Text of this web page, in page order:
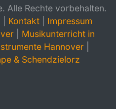
Rechte vorbehalten.
Kontakt
Impressum
Musikunterricht in
Hannover
& Schendzielorz